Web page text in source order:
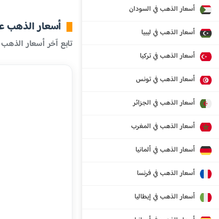
أسعار الذهب في السودان
أسعار الذهب في ليبيا
أسعار الذهب في تركيا
أسعار الذهب في تونس
أسعار الذهب في الجزائر
أسعار الذهب في المغرب
أسعار الذهب في ألمانيا
أسعار الذهب في فرنسا
أسعار الذهب في إيطاليا
أسعار الذهب
تابع آخر أسعار